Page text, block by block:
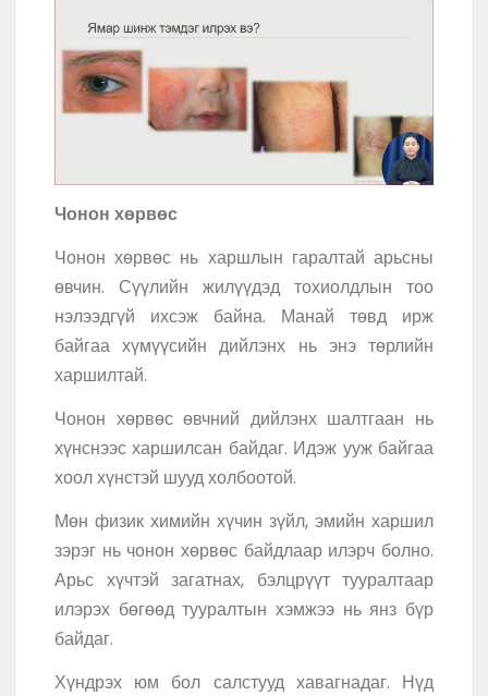
Чонон хөрвөс
Чонон хөрвөс нь харшлын гаралтай арьсны
өвчин. Сүүлийн жилүүдэд тохиолдлын тоо
нэлээдгүй ихсэж байна. Манай төвд ирж
байгаа хүмүүсийн дийлэнх нь энэ төрлийн
харшилтай.
Чонон хөрвөс өвчний дийлэнх шалтгаан нь
хүнснээс харшилсан байдаг. Идэж ууж байгаа
хоол хүнстэй шууд холбоотой.
Мөн физик химийн хүчин зүйл, эмийн харшил
зэрэг нь чонон хөрвөс байдлаар илэрч болно.
Арьс хүчтэй загатнах, бэлцрүүт тууралтаар
илэрэх бөгөөд тууралтын хэмжээ нь янз бүр
байдаг.
Хүндрэх юм бол салстууд хавагнадаг. Нүд